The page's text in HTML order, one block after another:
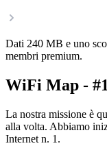
Dati 240 MB e uno
membri premium.
WiFi Map -
La nostra missione è
alla volta. Abbiamo
Internet n. 1.